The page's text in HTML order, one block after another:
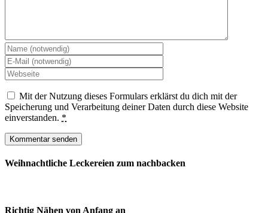
Mit der Nutzung dieses Formulars erklärst du dich mit der
Speicherung und Verarbeitung deiner Daten durch diese Website
einverstanden. *
Weihnachtliche Leckereien zum nachbacken
Richtig Nähen von Anfang an